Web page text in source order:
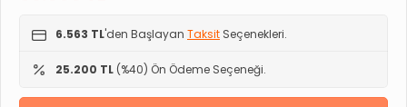
6.563 TL'den Başlayan Taksit Seçenekleri.
25.200 TL (%40) Ön Ödeme Seçeneği.